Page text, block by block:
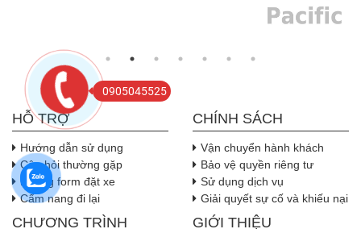
HỖ TRỢ
Hướng dẫn sử dụng
Câu hỏi thường gặp
Nhúng form đặt xe
Cẩm nang đi lại
CHÍNH SÁCH
Vận chuyển hành khách
Bảo vệ quyền riêng tư
Sử dụng dịch vụ
Giải quyết sự cố và khiếu nại
CHƯƠNG TRÌNH GIỚI THIỆU
0905045525